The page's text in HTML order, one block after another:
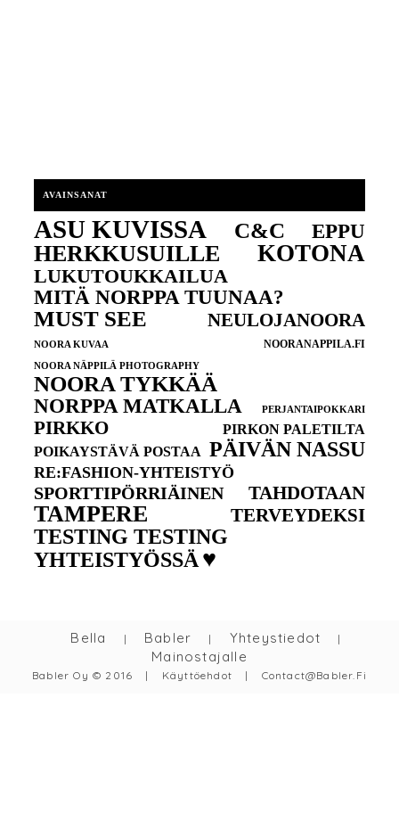
AVAINSANAT
ASU KUVISSA C&C EPPU
HERKKUSUILLE KOTONA
LUKUTOUKKAILUA
MITÄ NORPPA TUUNAA?
MUST SEE NEULOJANOORA
NOORA KUVAA NOORANAPPILA.FI
NOORA NÄPPILÄ PHOTOGRAPHY
NOORA TYKKÄÄ
NORPPA MATKALLA PERJANTAIPOKKARI
PIRKKO
PIRKON PALETILTA
POIKAYSTÄVÄ POSTAA PÄIVÄN NASSU
RE:FASHION-YHTEISTYÖ
SPORTTIPÖRRIÄINEN TAHDOTAAN
TAMPERE TERVEYDEKSI
TESTING TESTING
YHTEISTYÖSSÄ ♥
Bella | Babler | Yhteystiedot |
Mainostajalle
Babler Oy © 2016 | Käyttöehdot | Contact@babler.fi